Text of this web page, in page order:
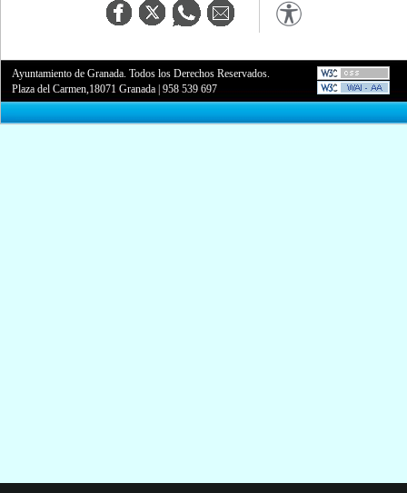
Ayuntamiento de Granada. Todos los Derechos Reservados.
Plaza del Carmen,18071 Granada |958 539 697